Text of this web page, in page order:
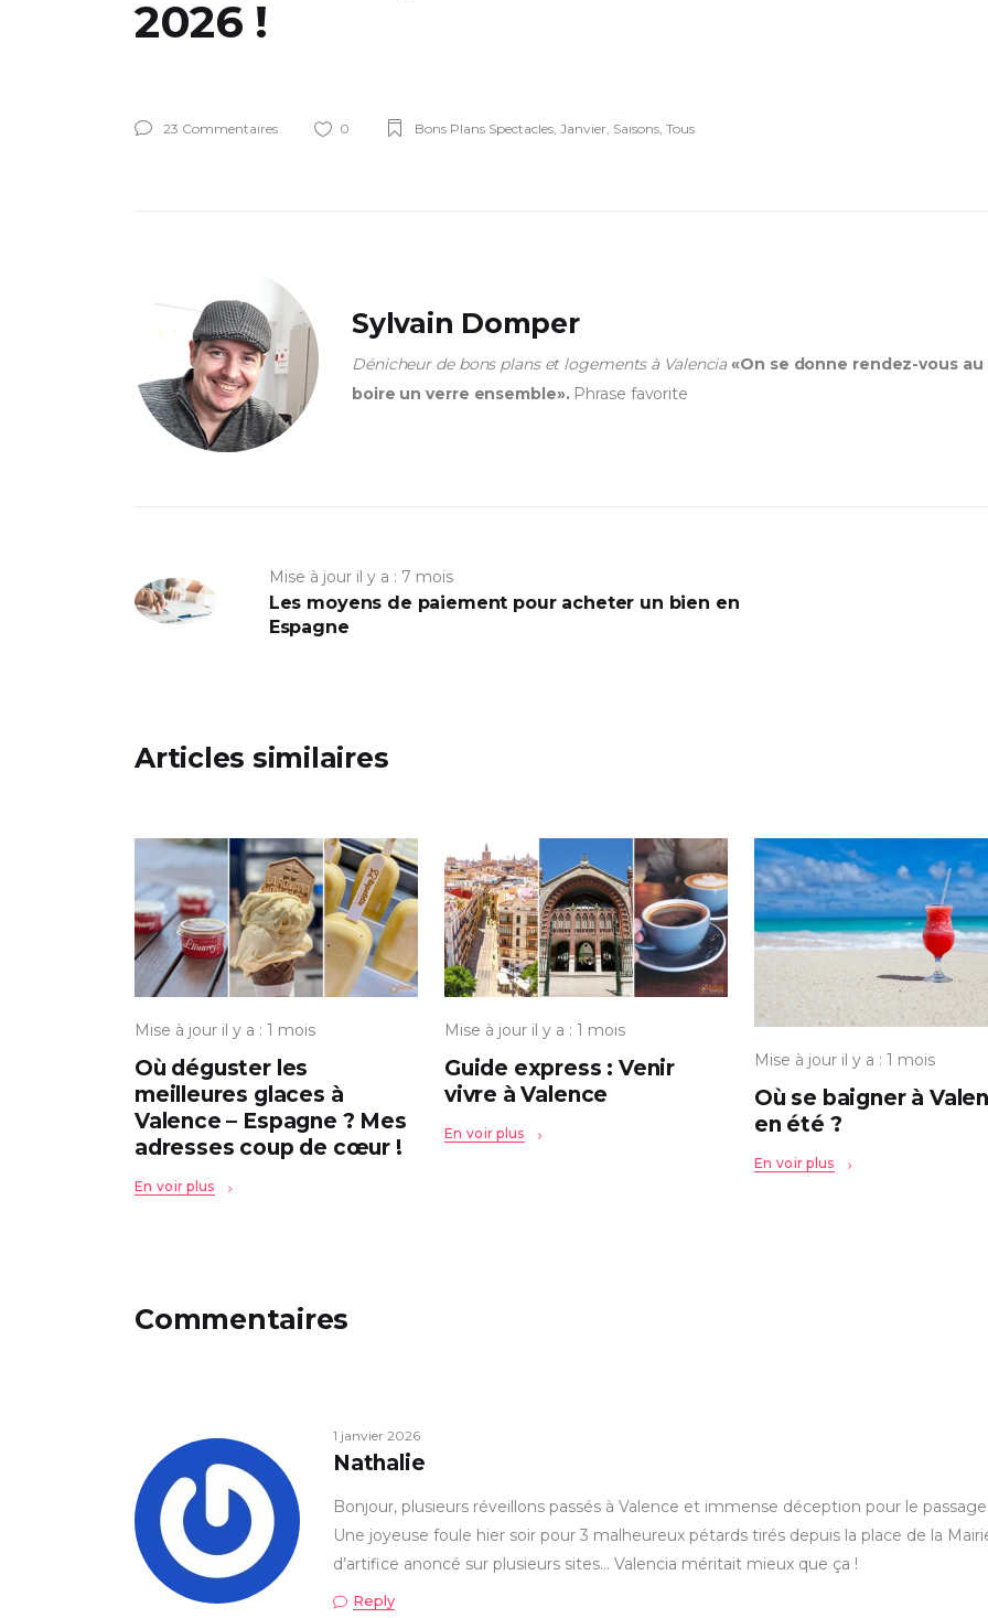
2026 !
23 Commentaires 0 Bons Plans Spectacles Janvier Saisons Tous
Sylvain Domper
Dénicheur de bons plans et logements à Valencia «On se donne rendez-vous
boire un verre ensemble». Phrase favorite
Mise à jour il y a : 7 mois
Les moyens de paiement pour acheter un bien en
Espagne
Articles similaires
Mise à jour il y a : 1 mois
Où déguster les
meilleures glaces à
Valence – Espagne ? Mes
adresses coup de cœur !
En voir plus
Mise à jour il y a : 1 mois
Guide express : Venir
vivre à Valence
En voir plus
Mise à jour il y a : 1 mois
Où se baigner à
en été ?
En voir plus
Commentaires
1 janvier 2026
Nathalie
Bonjour, plusieurs réveillons passés à Valence et immense déception pour le
Une joyeuse foule hier soir pour 3 malheureux pétards tirés depuis la place de la
d’artifice anoncé sur plusieurs sites… Valencia méritait mieux que ça !
Reply